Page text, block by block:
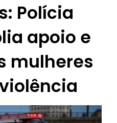
Polícia
apoio e
mulheres